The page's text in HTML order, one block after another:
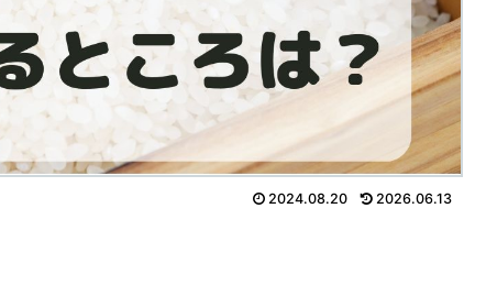
2024.08.20 2026.06.13